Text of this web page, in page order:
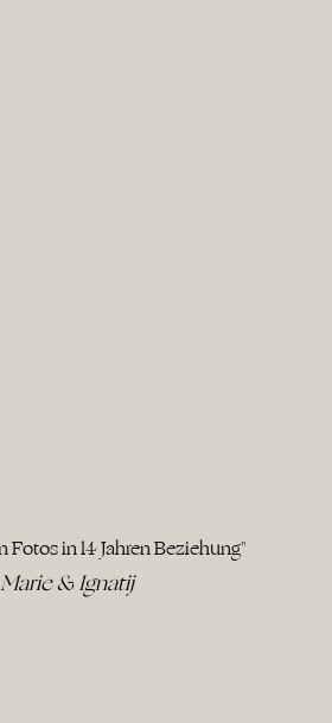
Fotos in 14 Jahren Beziehung"
Marie & Ignatij